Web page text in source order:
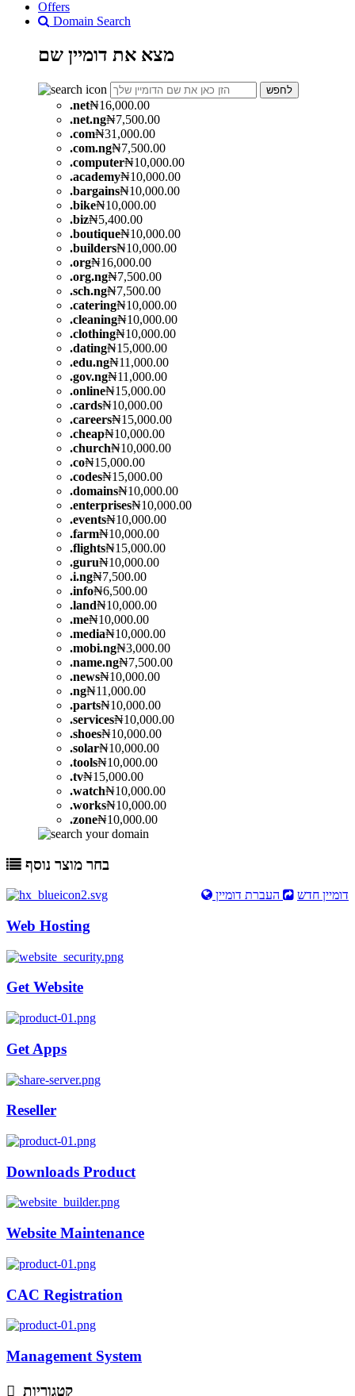
Offers
Domain Search
מצא את דומיין שם
לחפש
.net₦16,000.00
.net.ng₦7,500.00
.com₦31,000.00
.com.ng₦7,500.00
.computer₦10,000.00
.academy₦10,000.00
.bargains₦10,000.00
.bike₦10,000.00
.biz₦5,400.00
.boutique₦10,000.00
.builders₦10,000.00
.org₦16,000.00
.org.ng₦7,500.00
.sch.ng₦7,500.00
.catering₦10,000.00
.cleaning₦10,000.00
.clothing₦10,000.00
.dating₦15,000.00
.edu.ng₦11,000.00
.gov.ng₦11,000.00
.online₦15,000.00
.cards₦10,000.00
.careers₦15,000.00
.cheap₦10,000.00
.church₦10,000.00
.co₦15,000.00
.codes₦15,000.00
.domains₦10,000.00
.enterprises₦10,000.00
.events₦10,000.00
.farm₦10,000.00
.flights₦15,000.00
.guru₦10,000.00
.i.ng₦7,500.00
.info₦6,500.00
.land₦10,000.00
.me₦10,000.00
.media₦10,000.00
.mobi.ng₦3,000.00
.name.ng₦7,500.00
.news₦10,000.00
.ng₦11,000.00
.parts₦10,000.00
.services₦10,000.00
.shoes₦10,000.00
.solar₦10,000.00
.tools₦10,000.00
.tv₦15,000.00
.watch₦10,000.00
.works₦10,000.00
.zone₦10,000.00
בחר מוצר נוסף
דומיין חדש העברת דומיין
Web Hosting
Get Website
Get Apps
Reseller
Downloads Product
Website Maintenance
CAC Registration
Management System
קטגוריות